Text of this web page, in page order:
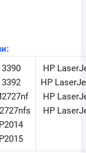
HP
HP
HP
HP